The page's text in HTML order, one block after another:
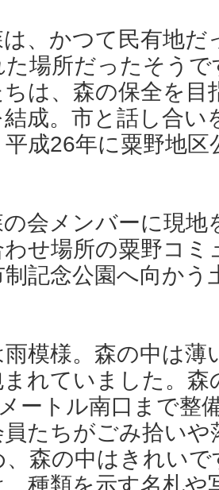
、かつて民有地だ
場所だったそう
は、森の保全を目
成。市と話し合
成26年に粟野地
会メンバーに現地
せ場所の粟野コ
記念公園へ向かう
模様。森の中は薄
れていました。
ートル南口まで整
たちがごみ拾い
森の中はきれい
種類を示す名札や